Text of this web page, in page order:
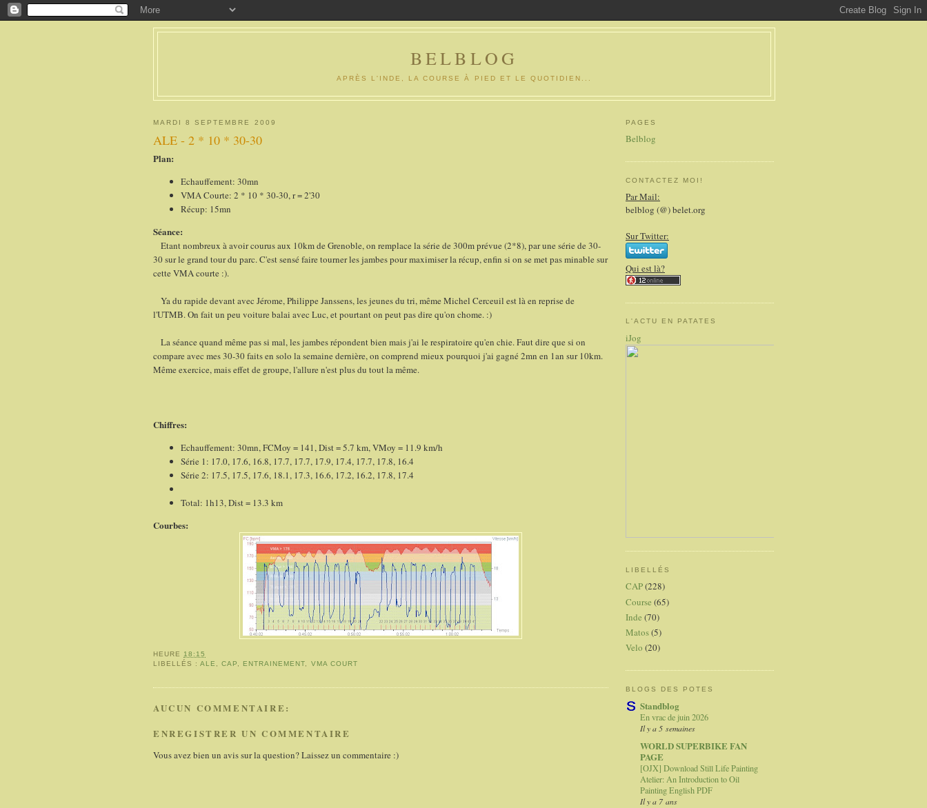
BELBLOG
APRÈS L'INDE, LA COURSE À PIED ET LE QUOTIDIEN...
MARDI 8 SEPTEMBRE 2009
ALE - 2 * 10 * 30-30
Plan:
Echauffement: 30mn
VMA Courte: 2 * 10 * 30-30, r = 2'30
Récup: 15mn
Séance:
Etant nombreux à avoir courus aux 10km de Grenoble, on remplace la série de 300m prévue (2*8), par une série de 30-
30 sur le grand tour du parc. C'est sensé faire tourner les jambes pour maximiser la récup, enfin si on se met pas minable sur
cette VMA courte :).
Ya du rapide devant avec Jérome, Philippe Janssens, les jeunes du tri, même Michel Cerceuil est là en reprise de
l'UTMB. On fait un peu voiture balai avec Luc, et pourtant on peut pas dire qu'on chome. :)
La séance quand même pas si mal, les jambes répondent bien mais j'ai le respiratoire qu'en chie. Faut dire que si on
compare avec mes 30-30 faits en solo la semaine dernière, on comprend mieux pourquoi j'ai gagné 2mn en 1an sur 10km.
Même exercice, mais effet de groupe, l'allure n'est plus du tout la même.
Chiffres:
Echauffement: 30mn, FCMoy = 141, Dist = 5.7 km, VMoy = 11.9 km/h
Série 1: 17.0, 17.6, 16.8, 17.7, 17.7, 17.9, 17.4, 17.7, 17.8, 16.4
Série 2: 17.5, 17.5, 17.6, 18.1, 17.3, 16.6, 17.2, 16.2, 17.8, 17.4
Total: 1h13, Dist = 13.3 km
Courbes:
HEURE 18:15
LIBELLÉS :ALE ,CAP ENTRAINEMENT VMA COURT
AUCUN COMMENTAIRE:
ENREGISTRER UN COMMENTAIRE
Vous avez bien un avis sur la question? Laissez un commentaire :)
PAGES
Belblog
CONTACTEZ MOI!
Par Mail:
belblog (@) belet.org
Sur Twitter:
Qui est là?
L'ACTU EN PATATES
iJog
LIBELLÉS
CAP(228)
Course (65)
Inde (70)
Matos(5)
Velo (20)
BLOGS DES POTES
Standblog
En vrac de juin 2026
Il y a 5 semaines
WORLD SUPERBIKE FAN
PAGE
[OJX] Download Still Life Painting
Atelier: An Introduction to Oil
Painting English PDF
Il y a 7 ans